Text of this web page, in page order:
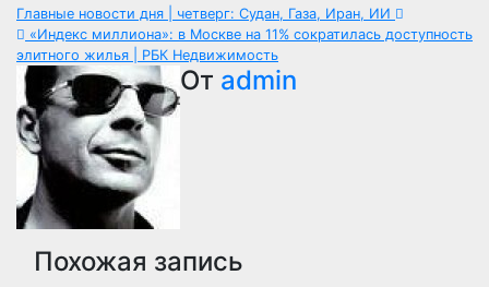
Навигация
по
записям
Главные новости дня | четверг: Судан, Газа, Иран, ИИ
«Индекс миллиона»: в Москве на 11% сократилась доступность
элитного жилья | РБК Недвижимость
От admin
Похожая запись